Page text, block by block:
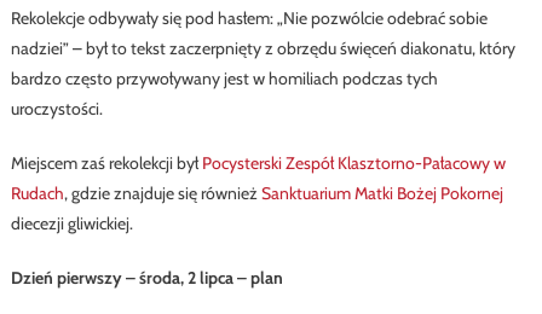
Rekolekcje odbywały się pod hasłem: „Nie pozwólcie odebrać sobie
nadziei” – był to tekst zaczerpnięty z obrzędu święceń diakonatu, który
bardzo często przywoływany jest w homiliach podczas tych
uroczystości.
Miejscem zaś rekolekcji byłPocysterski Zespół Klasztorno-Pałacowy w
Rudach, gdzie znajduje się równieżSanktuarium Matki Bożej Pokornej
diecezji gliwickiej.
Dzień pierwszy – środa, 2 lipca – plan